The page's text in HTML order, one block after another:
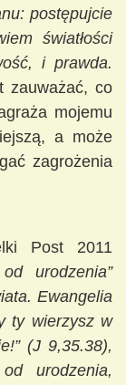
postępujcie
światłości
i prawda.
zauważać, co
mojemu
a może
zagrożenia
Post 2011
urodzenia”
Ewangelia
ty wierzysz w
(J 9,35.38),
urodzenia,